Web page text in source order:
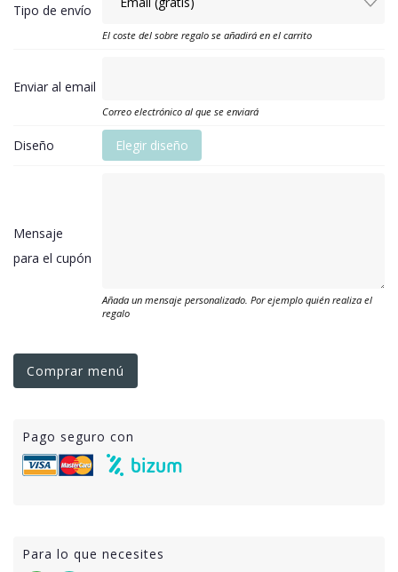
Tipo de envío
El coste del sobre regalo se añadirá en el carrito
Enviar al email
Correo electrónico al que se enviará
Diseño Elegir diseño
Mensaje
para el cupón
Añada un mensaje personalizado. Por ejemplo quién realiza el
regalo
Comprar menú
Pago seguro con
Para lo que necesites